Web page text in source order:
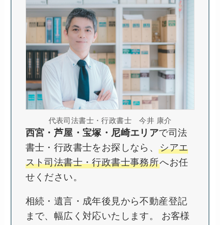
代表司法書士・行政書士 今井 康介
西宮・芦屋・宝塚・尼崎エリアで司法
書士・行政書士をお探しなら、シアエ
スト司法書士・行政書士事務所へお任
せください。
相続・遺言・成年後見から不動産登記
まで、幅広く対応いたします。 お客様